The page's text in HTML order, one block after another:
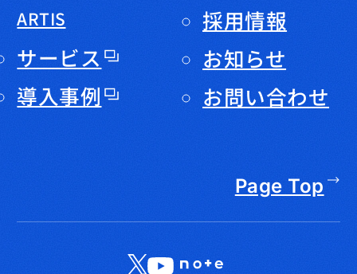
ARTIS
サービス
導入事例
採用情報
お知らせ
お問い合わせ
Page Top